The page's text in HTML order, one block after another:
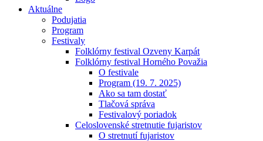
Aktuálne
Podujatia
Program
Festivaly
Folklórny festival Ozveny Karpát
Folklórny festival Horného Považia
O festivale
Program (19. 7. 2025)
Ako sa tam dostať
Tlačová správa
Festivalový poriadok
Celoslovenské stretnutie fujaristov
O stretnutí fujaristov